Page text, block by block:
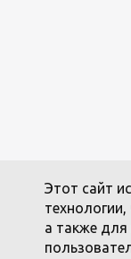
Этот сайт
а также для